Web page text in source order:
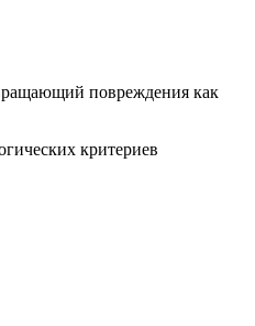
повреждения как
критериев